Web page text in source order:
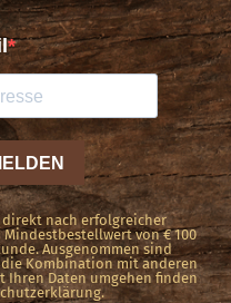
direkt nach erfolgreicher
von € 100
Ausgenommen sind
die Kombination mit anderen
Daten umgehen finden